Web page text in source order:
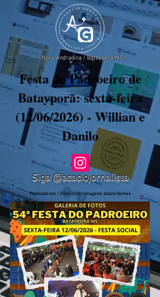
Nova Andradina / Batayporã-MS
Festa do Padroeiro de
Batayporã: sexta-feira
(12/06/2026) - Willian e
Danilo
Siga @acaciojornalista
Publicado em 13/06/2026 - Imagens: Acácio Gomes